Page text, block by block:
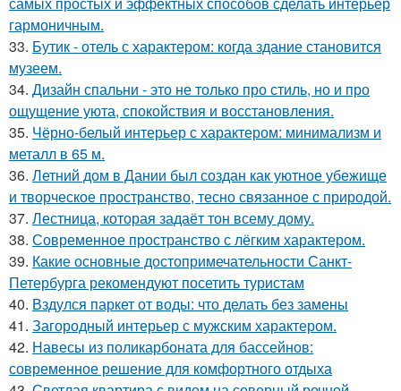
гармоничным.
33. Бутик - отель с характером: когда здание становится
музеем.
34. Дизайн спальни - это не только про стиль, но и про
ощущение уюта, спокойствия и восстановления.
35. Чёрно-белый интерьер с характером: минимализм и
металл в 65 м.
36. Летний дом в Дании был создан как уютное убежище
и творческое пространство, тесно связанное с природой.
37. Лестница, которая задаёт тон всему дому.
38. Современное пространство с лёгким характером.
39. Какие основные достопримечательности Санкт-
Петербурга рекомендуют посетить туристам
40. Вздулся паркет от воды: что делать без замены
41. Загородный интерьер с мужским характером.
42. Навесы из поликарбоната для бассейнов:
современное решение для комфортного отдыха